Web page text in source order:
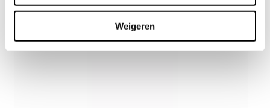
Weigeren